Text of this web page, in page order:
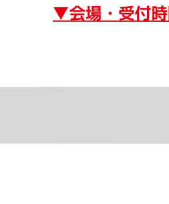
▼会場・受付